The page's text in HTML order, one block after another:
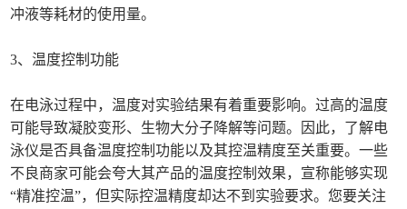
冲液等耗材的使用量。
3、温度控制功能
在电泳过程中，温度对实验结果有着重要影响。过高的温度
可能导致凝胶变形、生物大分子降解等问题。因此，了解电
泳仪是否具备温度控制功能以及其控温精度至关重要。一些
不良商家可能会夸大其产品的温度控制效果，宣称能够实现
“精准控温”，但实际控温精度却达不到实验要求。您要关注